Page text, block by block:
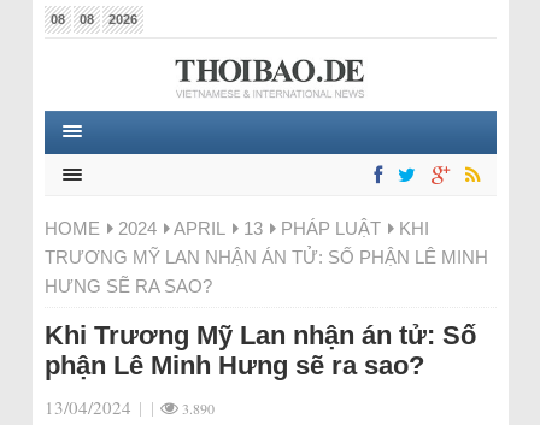
08 08 2026
HOME 2024 APRIL 13 PHÁP LUẬT
KHI
TRƯƠNG MỸ LAN NHẬN ÁN TỬ: SỐ PHẬN LÊ MINH
HƯNG SẼ RA SAO?
Khi Trương Mỹ Lan nhận án tử: Số
phận Lê Minh Hưng sẽ ra sao?
13/04/2024 | | 3.890